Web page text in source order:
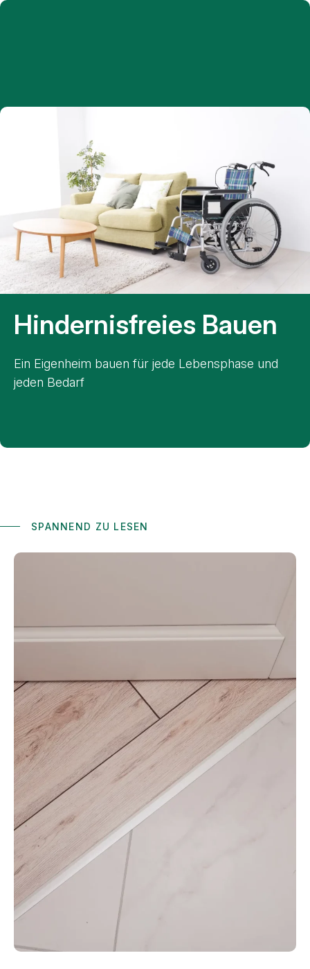
Hindernisfreies Bauen
Ein Eigenheim bauen für jede Lebensphase und
jeden Bedarf
SPANNEND ZU LESEN